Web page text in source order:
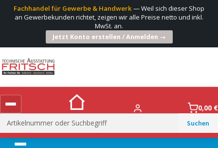
Fachhandel für Gewerbe & Handwerk— Weil sich dieser Shop
an Gewerbekunden richtet, zeigen wir alle Preise netto und inkl.
MwSt. an.
Jetzt Konto erstellen / Anmelden →
Suchen
nach:
0,00 €